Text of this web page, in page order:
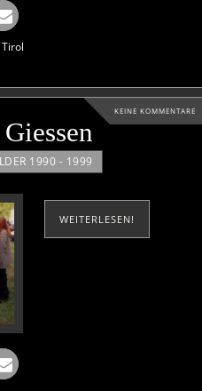
Tirol
KEINE KOMMENTARE
1990 - 1999
WEITERLESEN!